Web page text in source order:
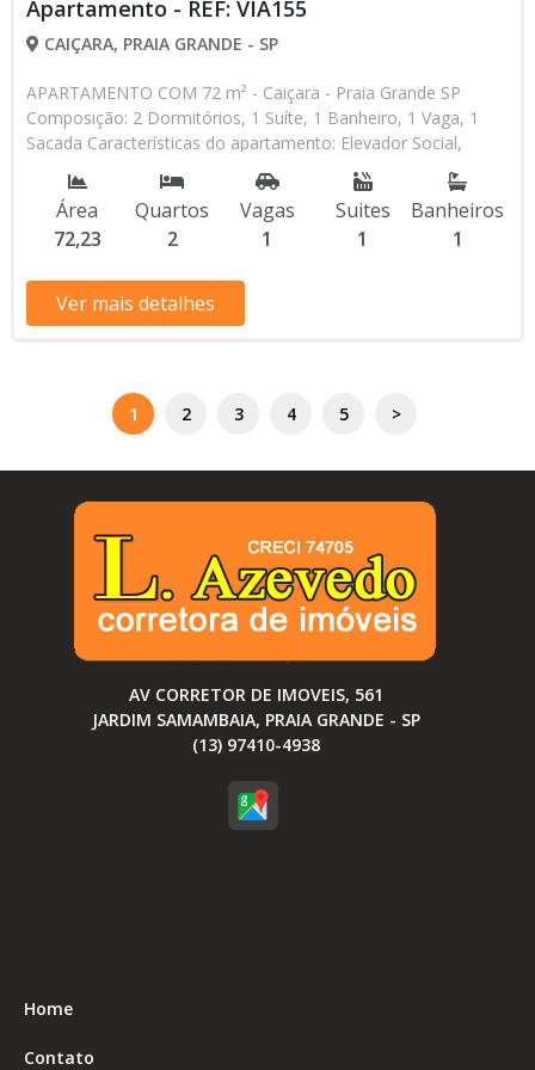
Apartamento - REF: VIA155
CAIÇARA, PRAIA GRANDE - SP
APARTAMENTO COM 72 m² - Caiçara - Praia Grande SP
Composição: 2 Dormitórios, 1 Suíte, 1 Banheiro, 1 Vaga, 1
Sacada Características do apartamento: Elevador Social,
Elevador de Serviço, Piscina, Sauna, Salão de Jogos, Salão de
Festas, Espaço Kids, Espaço Gourmet, Academia Aceita
Financiamento Bancário Lançamento, Pronto para Morar
Entrada de R$ 208.250,00 R$ 556.500,00 valor Total * Os
aviso. Favor verificar entrando em contato com nossa equipe
Área
72,23
Quartos
2
Vagas
1
Suites
1
Banheiros
1
Ver mais detalhes
1 2 3 4 5 >
AV CORRETOR DE IMOVEIS, 561
JARDIM SAMAMBAIA, PRAIA GRANDE - SP
(13) 97410-4938
Home
Contato